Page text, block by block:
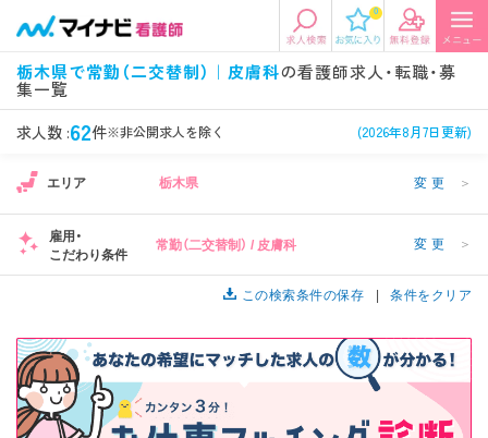
0
栃木県で常勤（二交替制）｜皮膚科の看護師求人・転職・募
集一覧
求人数 :62件※非公開求人を除く (2026年8月7日更新)
エリアから探す
関東
東海 関西
九州・沖縄
希望の求人条件を選択
資格
施設形態
病院、クリニック・診療所など
担当業務
病棟、外来など
美容外科、
循環器内科など
未経験歓迎、
土日祝休みなど
年収
エリア 栃木県 変更 ＞
雇用・
こだわり条件
常勤（二交替制） / 皮膚科 変更 ＞
この検索条件の保存 条件をクリア